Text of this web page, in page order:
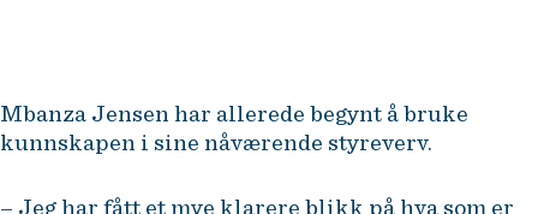
Mbanza Jensen har allerede begynt å bruke
kunnskapen i sine nåværende styreverv.
– Jeg har fått et mye klarere blikk på hva som er